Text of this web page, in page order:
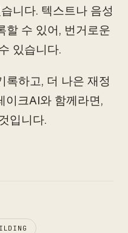
니다. 텍스트나 음성
할 수 있어, 번거로운
있습니다.
록하고, 더 나은 재정
이크AI와 함께라면,
입니다.